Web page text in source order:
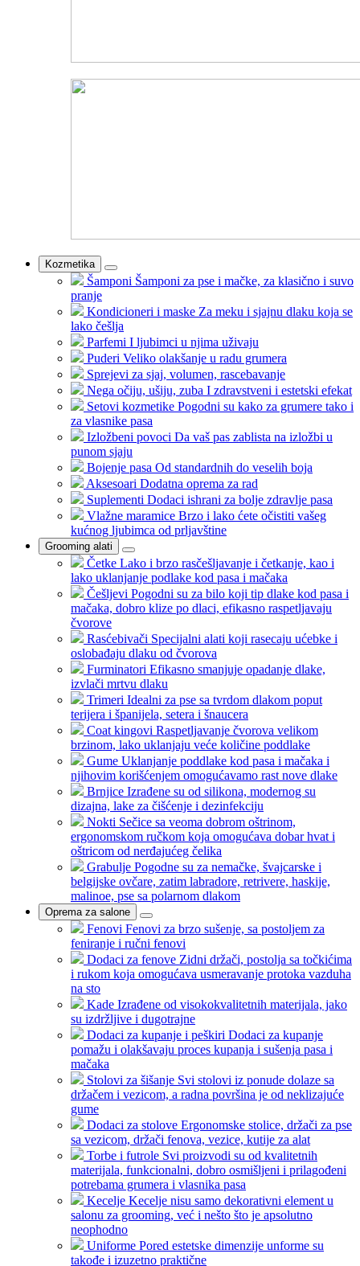
Kozmetika
Šamponi Šamponi za pse i mačke, za klasično i suvo
pranje
Kondicioneri i maske Za meku i sjajnu dlaku koja se
lako češlja
Parfemi I ljubimci u njima uživaju
Puderi Veliko olakšanje u radu grumera
Sprejevi za sjaj, volumen, rascebavanje
Nega očiju, ušiju, zuba I zdravstveni i estetski efekat
Setovi kozmetike Pogodni su kako za grumere tako i
za vlasnike pasa
Izložbeni povoci Da vaš pas zablista na izložbi u
punom sjaju
Bojenje pasa Od standardnih do veselih boja
Aksesoari Dodatna oprema za rad
Suplementi Dodaci ishrani za bolje zdravlje pasa
Vlažne maramice Brzo i lako ćete očistiti vašeg
kućnog ljubimca od prljavštine
Grooming alati
Četke Lako i brzo rasčešljavanje i četkanje, kao i
lako uklanjanje podlake kod pasa i mačaka
Češljevi Pogodni su za bilo koji tip dlake kod pasa i
mačaka, dobro klize po dlaci, efikasno raspetljavaju
čvorove
Rasćebivači Specijalni alati koji rasecaju ućebke i
oslobađaju dlaku od čvorova
Furminatori Efikasno smanjuje opadanje dlake,
izvlači mrtvu dlaku
Trimeri Idealni za pse sa tvrdom dlakom poput
terijera i španijela, setera i šnaucera
Coat kingovi Raspetljavanje čvorova velikom
brzinom, lako uklanjaju veće količine poddlake
Gume Uklanjanje poddlake kod pasa i mačaka i
njihovim korišćenjem omogućavamo rast nove dlake
Brnjice Izrađene su od silikona, modernog su
dizajna, lake za čišćenje i dezinfekciju
Nokti Sečice sa veoma dobrom oštrinom,
ergonomskom ručkom koja omogućava dobar hvat i
oštricom od nerđajućeg čelika
Grabulje Pogodne su za nemačke, švajcarske i
belgijske ovčare, zatim labradore, retrivere, haskije,
malinoe, pse sa polarnom dlakom
Oprema za salone
Fenovi Fenovi za brzo sušenje, sa postoljem za
feniranje i ručni fenovi
Dodaci za fenove Zidni držači, postolja sa točkićima
i rukom koja omogućava usmeravanje protoka vazduha
na sto
Kade Izrađene od visokokvalitetnih materijala, jako
su izdržljive i dugotrajne
Dodaci za kupanje i peškiri Dodaci za kupanje
pomažu i olakšavaju proces kupanja i sušenja pasa i
mačaka
Stolovi za šišanje Svi stolovi iz ponude dolaze sa
držačem i vezicom, a radna površina je od neklizajuće
gume
Dodaci za stolove Ergonomske stolice, držači za pse
sa vezicom, držači fenova, vezice, kutije za alat
Torbe i futrole Svi proizvodi su od kvalitetnih
materijala, funkcionalni, dobro osmišljeni i prilagođeni
potrebama grumera i vlasnika pasa
Kecelje Kecelje nisu samo dekorativni element u
salonu za grooming, već i nešto što je apsolutno
neophodno
Uniforme Pored estetske dimenzije unforme su
takođe i izuzetno praktične